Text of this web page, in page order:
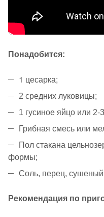
Понадобится:
1 цесарка;
2 средних луковицы;
1 гусиное яйцо или 2-
Грибная смесь или
Пол стакана
формы;
Соль, перец, сушеный
Рекомендация по